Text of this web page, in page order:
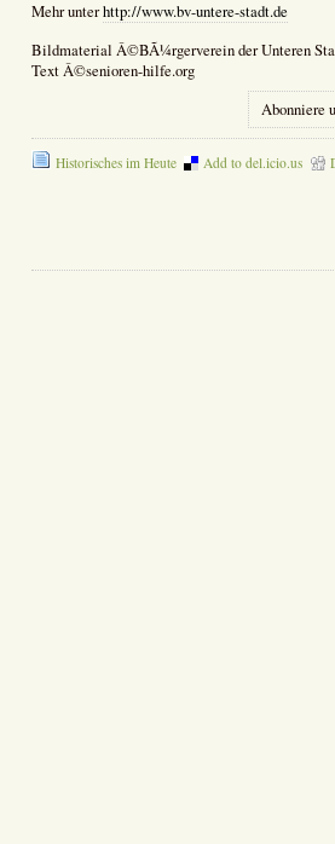
Mehr unterhttp://www.bv-untere-stadt.de
Bildmaterial Â©BÃ¼rgerverein der Unteren
Text Â©senioren-hilfe.org
Abonniere
Historisches im Heute Add to del.icio.us